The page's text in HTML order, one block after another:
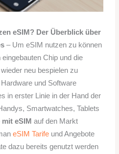
eSIM? Der Überblick über
– Um eSIM nutzen zu können
Chip und die
neu bespielen zu
und Software
in erster Linie in der Hand der
Smartwatches, Tablets
eSIM auf den Markt
eSIM Tarife und Angebote
dazu bereits genutzt werden